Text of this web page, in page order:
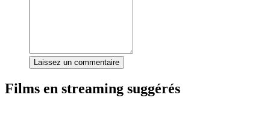
Laissez un commentaire
Films en streaming suggérés